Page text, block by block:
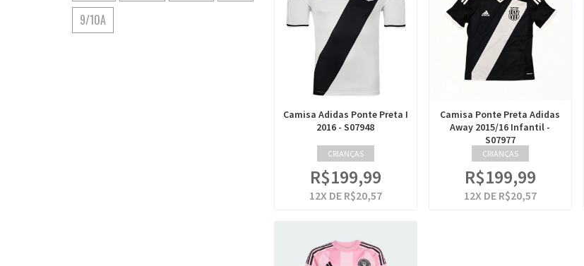
9/10A
Camisa Adidas Ponte Preta I
2016 - S07948
CRIANÇAS
R$199,99
12X DE R$20,57
Camisa Ponte Preta Adidas
Away 2015/16 Infantil -
S07977
CRIANÇAS
R$199,99
12X DE R$20,57